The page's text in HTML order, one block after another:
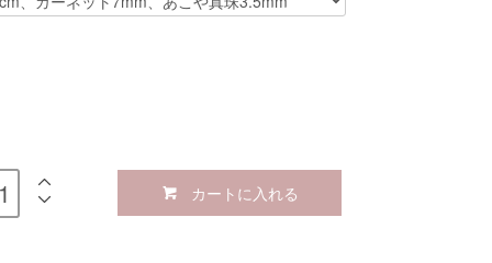
カートに入れる